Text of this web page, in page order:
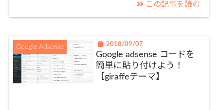
この記事を読む
Google Adsense 2018/09/07
Google adsense コードを
簡単に貼り付けよう！
【giraffeテーマ】